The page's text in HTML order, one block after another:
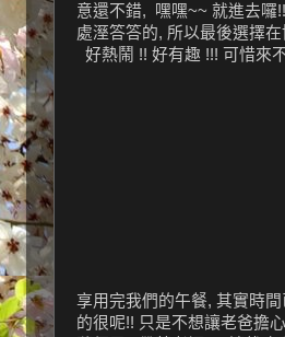
意還不錯, 嘿嘿~~ 就進去囉
處溼答答的, 所以最後選擇
好熱鬧 !! 好有趣 !!! 可惜來
享用完我們的午餐, 其實時
的很呢!! 只是不想讓老爸擔